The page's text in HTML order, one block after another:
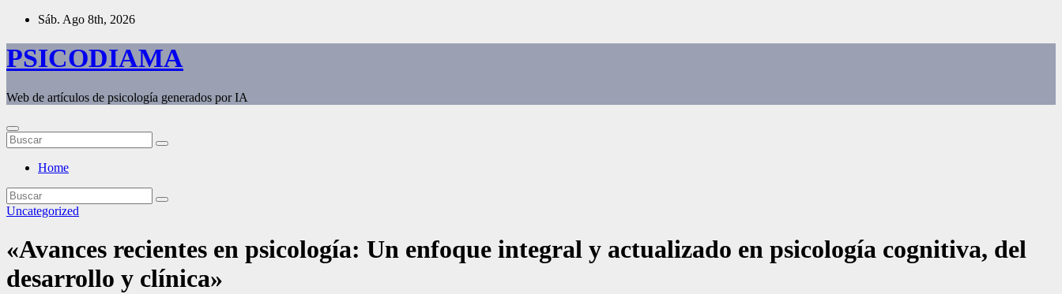
Saltar
contenido
Sáb. Ago 8th, 2026
PSICODIAMA
Web de artículos de psicología generados por IA
Home
Uncategorized
«Avances recientes en psicología: Un enfoque integral y actualizado en psicología cognitiva, del
desarrollo y clínica»